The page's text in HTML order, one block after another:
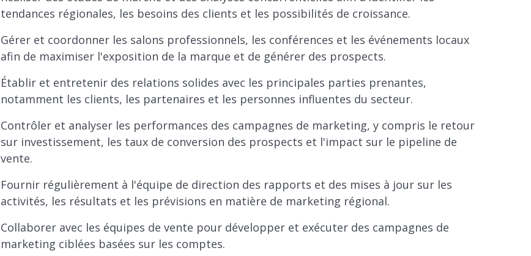
tendances régionales, les besoins des clients et les possibilités de croissance.
Gérer et coordonner les salons professionnels, les conférences et les événements locaux
afin de maximiser l'exposition de la marque et de générer des prospects.
Établir et entretenir des relations solides avec les principales parties prenantes,
notamment les clients, les partenaires et les personnes influentes du secteur.
Contrôler et analyser les performances des campagnes de marketing, y compris le retour
sur investissement, les taux de conversion des prospects et l'impact sur le pipeline de
vente.
Fournir régulièrement à l'équipe de direction des rapports et des mises à jour sur les
activités, les résultats et les prévisions en matière de marketing régional.
Collaborer avec les équipes de vente pour développer et exécuter des campagnes de
marketing ciblées basées sur les comptes.